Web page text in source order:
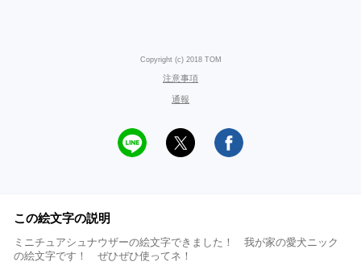
Copyright (c) 2018 TOM
注意事項
通報
この絵文字の説明
ミニチュアシュナウザーの絵文字できました！ 我が家の愛犬ニック
の絵文字です！ ぜひぜひ使ってネ！